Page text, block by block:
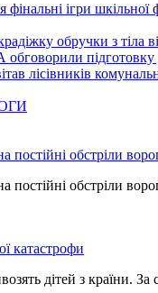
фінальні ігри
обручки з тіла
підготовку
лісівників
постійні обстріли
постійні обстріли
катастрофи
дітей з країни. За